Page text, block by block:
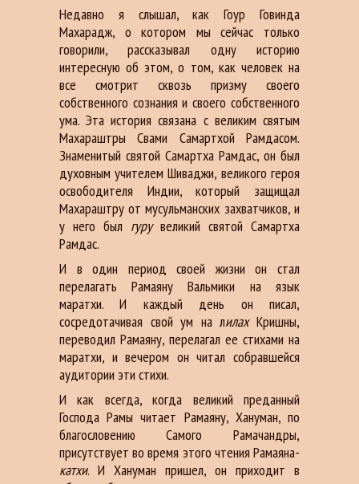
Недавно я слышал, как Гоур Говинда
Махарадж, о котором мы сейчас только
говорили, рассказывал одну историю
интересную об этом, о том, как человек на
все смотрит сквозь призму своего
собственного сознания и своего собственного
ума. Эта история связана с великим святым
Махараштры Свами Самартхой Рамдасом.
Знаменитый святой Самартха Рамдас, он был
духовным учителем Шиваджи, великого героя
освободителя Индии, который защищал
Махараштру от мусульманских захватчиков, и
у него был гуру великий святой Самартха
Рамдас.
И в один период своей жизни он стал
перелагать Рамаяну Вальмики на язык
маратхи. И каждый день он писал,
сосредотачивая свой ум на лилахКришны,
переводил Рамаяну, перелагал ее стихами на
маратхи, и вечером он читал собравшейся
аудитории эти стихи.
И как всегда, когда великий преданный
Господа Рамы читает Рамаяну, Хануман, по
благословению Самого Рамачандры,
присутствует во время этого чтения Рамаяна-
катхи. И Хануман пришел, он приходит в